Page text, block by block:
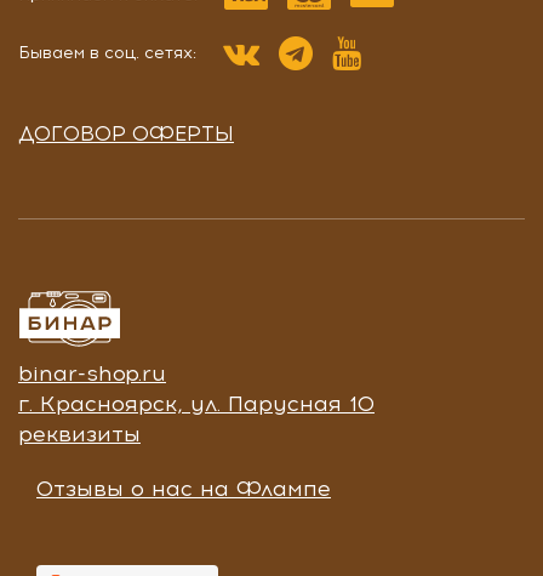
Бываем в соц. сетях:
ДОГОВОР ОФЕРТЫ
binar-shop.ru
г. Красноярск, ул. Парусная 10
реквизиты
Отзывы о нас на Флампе